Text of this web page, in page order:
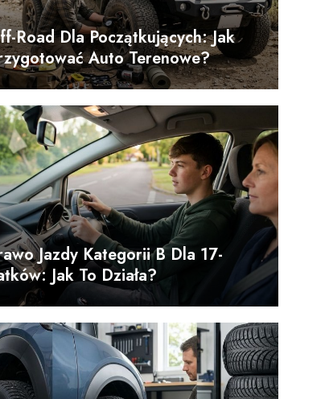
Road Dla Początkujących: Jak
Auto Terenowe?
Jazdy Kategorii B Dla 17-
Jak To Działa?